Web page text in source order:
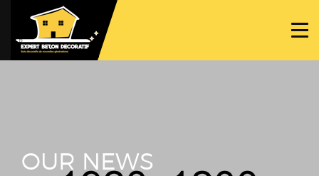
PROJETS
NOUS CONTACTER
OUR NEWS